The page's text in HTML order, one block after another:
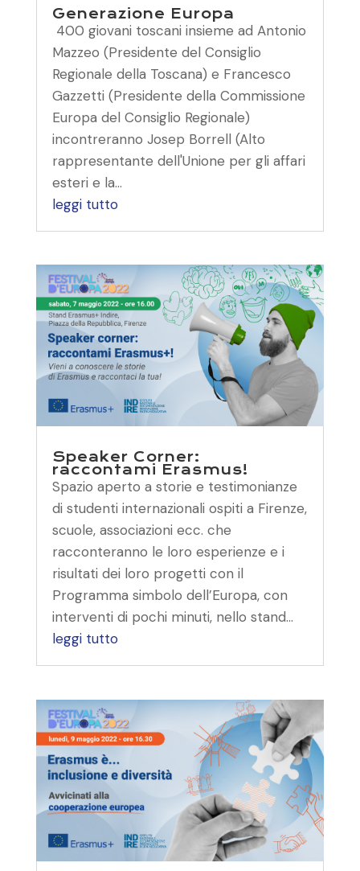
Generazione Europa
400 giovani toscani insieme ad Antonio
Mazzeo (Presidente del Consiglio
Regionale della Toscana) e Francesco
Gazzetti (Presidente della Commissione
Europa del Consiglio Regionale)
incontreranno Josep Borrell (Alto
rappresentante dell'Unione per gli affari
esteri e la...
leggi tutto
Speaker Corner:
raccontami Erasmus!
Spazio aperto a storie e testimonianze
di studenti internazionali ospiti a Firenze,
scuole, associazioni ecc. che
racconteranno le loro esperienze e i
risultati dei loro progetti con il
Programma simbolo dell’Europa, con
interventi di pochi minuti, nello stand...
leggi tutto